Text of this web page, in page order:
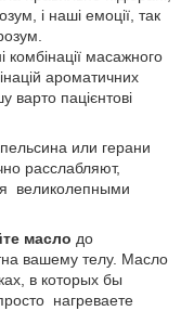
і наші емоції, так
комбінації масажного
ароматичних
варто пацієнтові
или герани
расслабляют,
великолепными
масло до
вашему телу. Масло
в которых бы
нагреваете